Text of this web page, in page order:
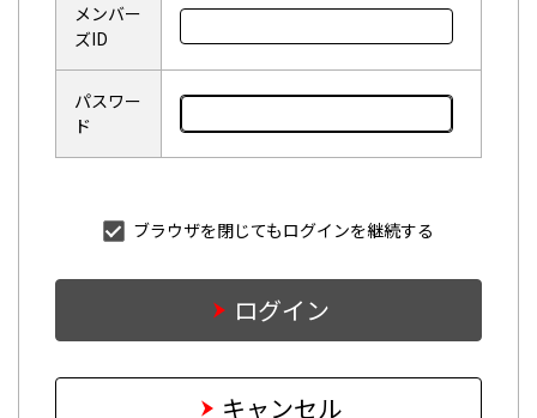
メンバー
ズID
パスワー
ド
ブラウザを閉じてもログインを継続する
ログイン
キャンセル